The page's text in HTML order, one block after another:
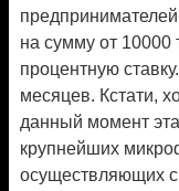
на сумму от 10000
процентную
месяцев. Кстати,
данный момент
крупнейших
осуществляющих